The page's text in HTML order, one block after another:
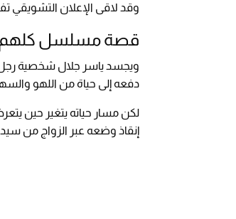
وقد لاقى الإعلان التشويقي
قصة مسلسل كلهم
ويجسد ياسر جلال شخصية
دفعه إلى حياة من اللهو
لكن مسار حياته يتغير حين
إنقاذ وضعه عبر الزواج من